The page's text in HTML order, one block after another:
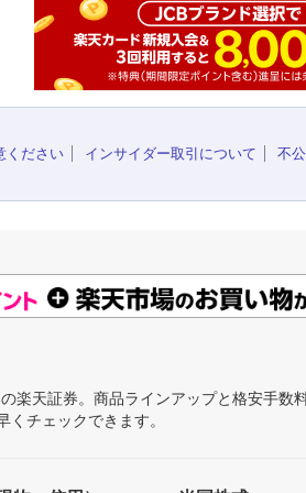
ください インサイダー取引について
不
天証券。商品ラインアップと格安手数
チェックできます。